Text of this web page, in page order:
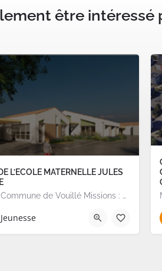
être intéressé
L’ECOLE MATERNELLE JULES
Maître d’ouvrage : Commune de Vouillé Missions : Consultation PI, suivi conception, consultation des…